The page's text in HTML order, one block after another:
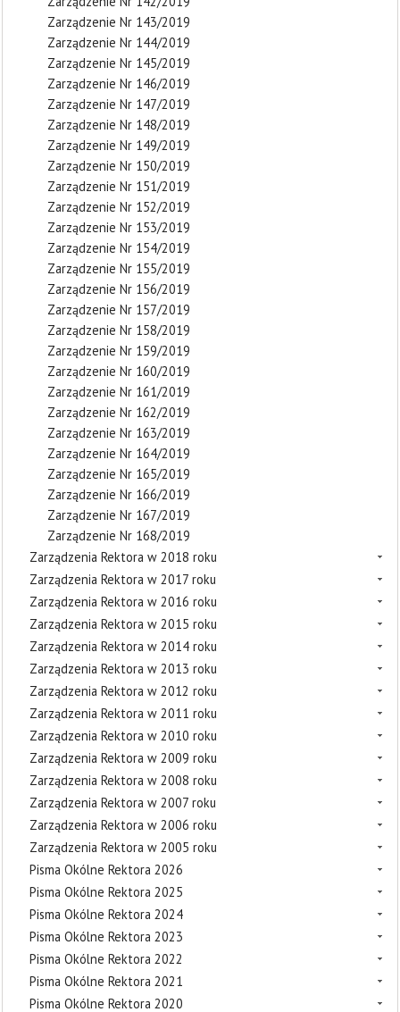
Zarządzenie Nr 143/2019
Zarządzenie Nr 144/2019
Zarządzenie Nr 145/2019
Zarządzenie Nr 146/2019
Zarządzenie Nr 147/2019
Zarządzenie Nr 148/2019
Zarządzenie Nr 149/2019
Zarządzenie Nr 150/2019
Zarządzenie Nr 151/2019
Zarządzenie Nr 152/2019
Zarządzenie Nr 153/2019
Zarządzenie Nr 154/2019
Zarządzenie Nr 155/2019
Zarządzenie Nr 156/2019
Zarządzenie Nr 157/2019
Zarządzenie Nr 158/2019
Zarządzenie Nr 159/2019
Zarządzenie Nr 160/2019
Zarządzenie Nr 161/2019
Zarządzenie Nr 162/2019
Zarządzenie Nr 163/2019
Zarządzenie Nr 164/2019
Zarządzenie Nr 165/2019
Zarządzenie Nr 166/2019
Zarządzenie Nr 167/2019
Zarządzenie Nr 168/2019
Zarządzenia Rektora w 2018 roku
Zarządzenia Rektora w 2017 roku
Zarządzenia Rektora w 2016 roku
Zarządzenia Rektora w 2015 roku
Zarządzenia Rektora w 2014 roku
Zarządzenia Rektora w 2013 roku
Zarządzenia Rektora w 2012 roku
Zarządzenia Rektora w 2011 roku
Zarządzenia Rektora w 2010 roku
Zarządzenia Rektora w 2009 roku
Zarządzenia Rektora w 2008 roku
Zarządzenia Rektora w 2007 roku
Zarządzenia Rektora w 2006 roku
Zarządzenia Rektora w 2005 roku
Pisma Okólne Rektora 2026
Pisma Okólne Rektora 2025
Pisma Okólne Rektora 2024
Pisma Okólne Rektora 2023
Pisma Okólne Rektora 2022
Pisma Okólne Rektora 2021
Pisma Okólne Rektora 2020